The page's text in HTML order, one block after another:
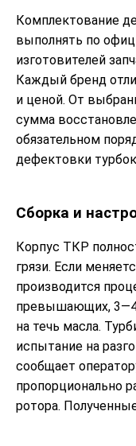
Комплектование
выполнять по
изготовителей
Каждый бренд
и ценой. От
сумма
обязательном
дефектовки
Сборка и
Корпус ТКР
грязи. Если
производится
превышающих, 3—4
на течь масла.
испытание на
сообщает
пропорционально
ротора.